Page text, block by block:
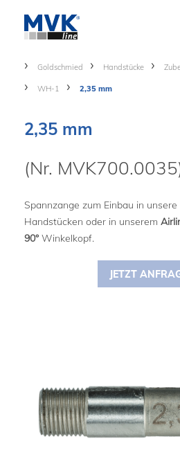
Goldschmied Handstücke
WH-1 2,35 mm
2,35 mm
(Nr.
Spannzange zum Einbau in unsere
Handstücken oder in unserem
90° Winkelkopf.
JETZT